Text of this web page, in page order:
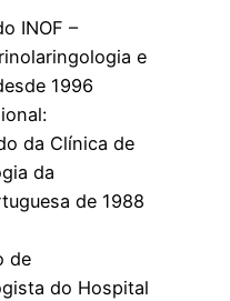
INOF –
e
1996
da Clínica de
da
de 1988
de
do Hospital